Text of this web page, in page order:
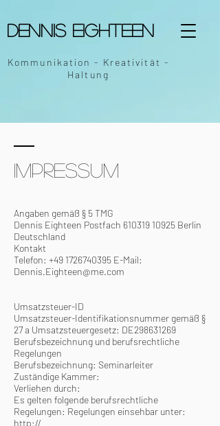
Dennis Eighteen
Kommunikation - Kreativität -
Haltung
Impressum
Angaben gemäß § 5 TMG
Dennis Eighteen Postfach 610319 10925 Berlin
Deutschland
Kontakt
Telefon: +49 1726740395 E-Mail:
Dennis.Eighteen@me.com
Umsatzsteuer-ID
Umsatzsteuer-Identifikationsnummer gemäß §
27 a Umsatzsteuergesetz: DE298631269
Berufsbezeichnung und berufsrechtliche
Regelungen
Berufsbezeichnung: Seminarleiter
Zuständige Kammer:
Verliehen durch:
Es gelten folgende berufsrechtliche
Regelungen: Regelungen einsehbar unter:
http://